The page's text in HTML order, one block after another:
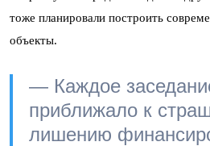
тоже планировали построить
объекты.
— Каждое
приближало к
лишению